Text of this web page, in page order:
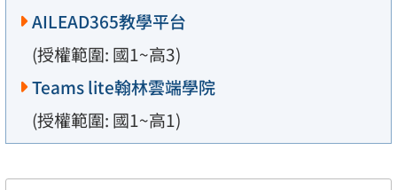
AILEAD365教學平台
(授權範圍: 國1~高3)
Teams lite翰林雲端學院
(授權範圍: 國1~高1)